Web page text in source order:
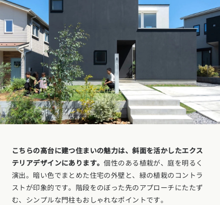
こちらの高台に建つ住まいの魅力は、斜面を活かしたエクス
テリアデザインにあります。個性のある植栽が、庭を明るく
演出。暗い色でまとめた住宅の外壁と、緑の植栽のコントラ
ストが印象的です。階段をのぼった先のアプローチにたたず
む、シンプルな門柱もおしゃれなポイントです。